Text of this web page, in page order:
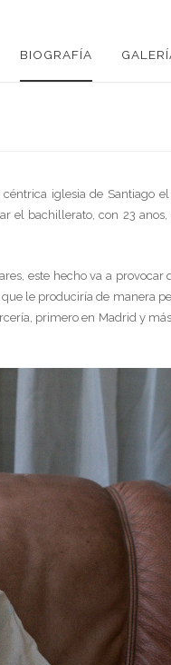
BIOGRAFÍA
iglesia de Santiago
el bachillerato, con 23
este hecho va a
le produciría de manera
primero en Madrid y